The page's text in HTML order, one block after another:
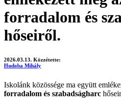
forradalom és
hőseiről.
2026.03.13. Közzétette:
Hudoba Mihály
Iskolánk közössége ma együtt
forradalom és szabadságharc